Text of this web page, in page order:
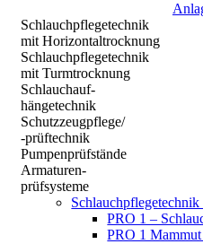
Schlauchpflegetechnik
mit Horizontaltrocknung
Schlauchpflegetechnik
mit Turmtrocknung
Schlauchauf-
hängetechnik
Schutzzeugpflege/
-prüftechnik
Pumpenprüfstände
Armaturen-
prüfsysteme
PRO 1 –
PRO 1